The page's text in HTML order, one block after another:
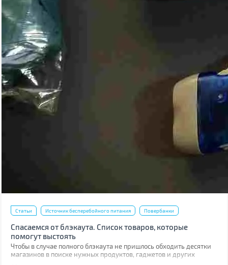
Статьи Источник бесперебойного питания Повербанки
Спасаемся от блэкаута. Список товаров, которые
помогут выстоять
Чтобы в случае полного блэкаута не пришлось обходить десятки
магазинов в поиске нужных продуктов, гаджетов и других